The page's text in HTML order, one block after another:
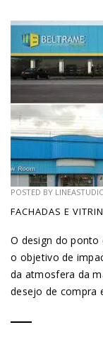
POSTED BY
FACHADAS E
O design do ponto
o objetivo de
da atmosfera da
desejo de compra